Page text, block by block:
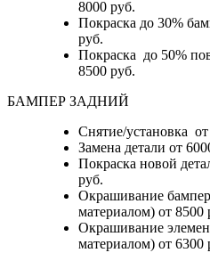
8000 руб.
Покраска до 30%
руб.
Покраска до 50%
8500 руб.
БАМПЕР ЗАДНИЙ
Снятие/установка
Замена детали от
Покраска новой
руб.
Окрашивание
материалом) от 8500
Окрашивание
материалом) от 6300